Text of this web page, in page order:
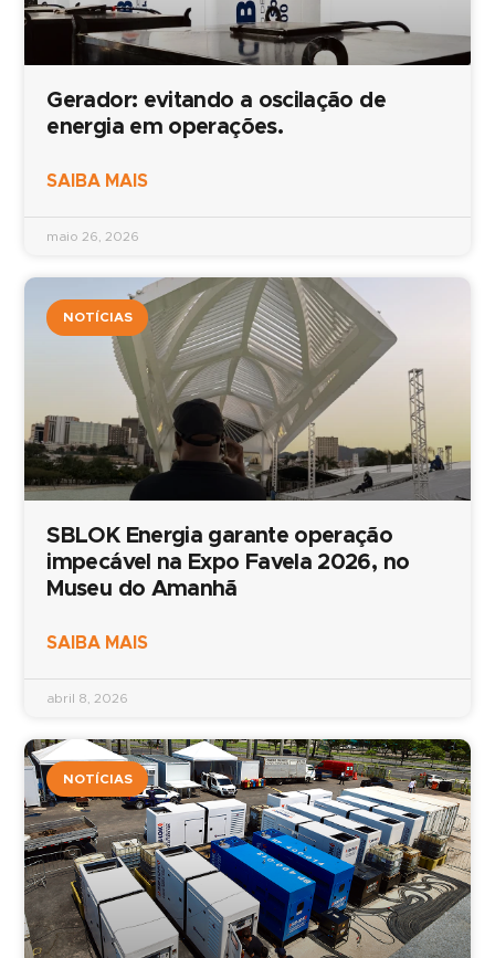
Gerador: evitando a oscilação de
energia em operações.
SAIBA MAIS
maio 26, 2026
NOTÍCIAS
SBLOK Energia garante operação
impecável na Expo Favela 2026, no
Museu do Amanhã
SAIBA MAIS
abril 8, 2026
NOTÍCIAS